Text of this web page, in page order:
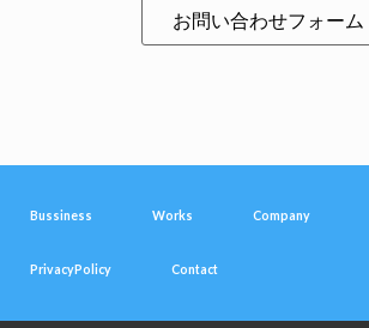
お問い合わせフォーム
Bussiness Works Company
PrivacyPolicy Contact